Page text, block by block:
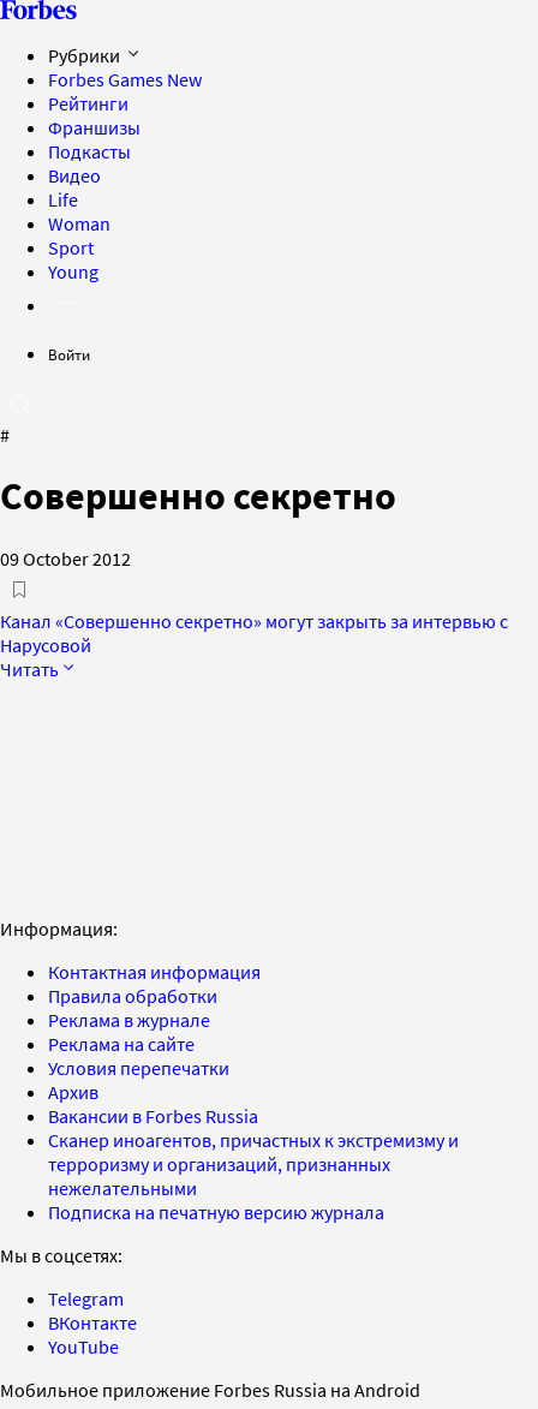
Рубрики
Forbes Games New
Рейтинги
Франшизы
Подкасты
Видео
Life
Woman
Sport
Young
Войти
#
Совершенно секретно
09 October 2012
Канал «Совершенно секретно» могут закрыть за интервью с
Нарусовой
Читать
Информация:
Контактная информация
Правила обработки
Реклама в журнале
Реклама на сайте
Условия перепечатки
Архив
Вакансии в Forbes Russia
Сканер иноагентов, причастных к экстремизму и
терроризму и организаций, признанных
нежелательными
Подписка на печатную версию журнала
Мы в соцсетях:
Telegram
ВКонтакте
YouTube
Мобильное приложение Forbes Russia на Android